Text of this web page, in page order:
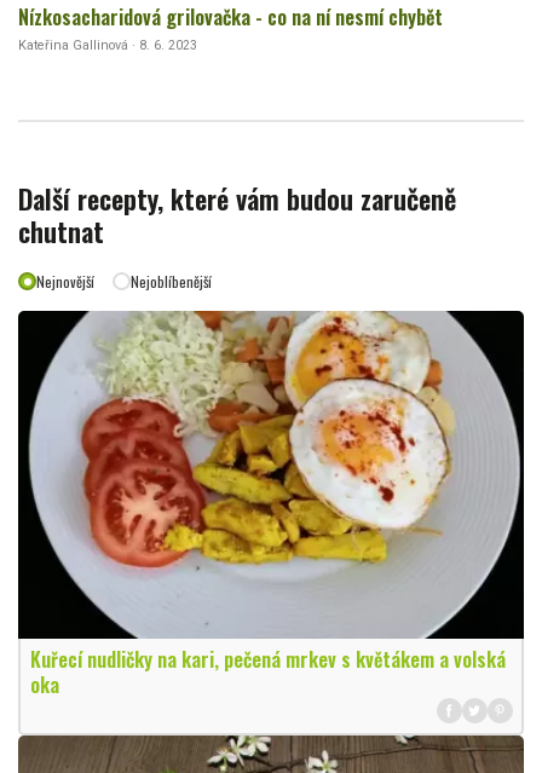
Nízkosacharidová grilovačka - co na ní nesmí chybět
Kateřina Gallinová · 8. 6. 2023
Další recepty, které vám budou zaručeně
chutnat
Nejnovější Nejoblíbenější
Kuřecí nudličky na kari, pečená mrkev s květákem a volská
oka